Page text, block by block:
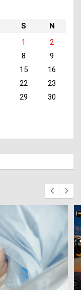
S
N
1
2
8
9
15
16
22
23
29
30